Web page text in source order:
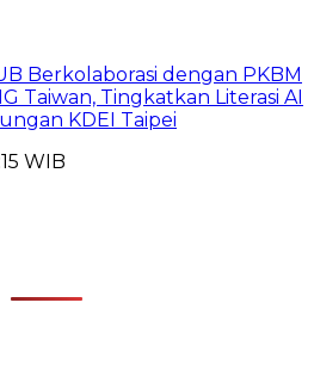
Berkolaborasi dengan PKBM
Taiwan, Tingkatkan Literasi AI
KDEI Taipei
WIB